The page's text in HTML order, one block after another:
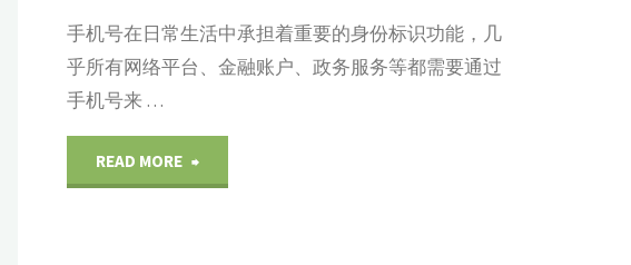
手机号在日常生活中承担着重要的身份标识功能，几
乎所有网络平台、金融账户、政务服务等都需要通过
手机号来 …
READ MORE "手